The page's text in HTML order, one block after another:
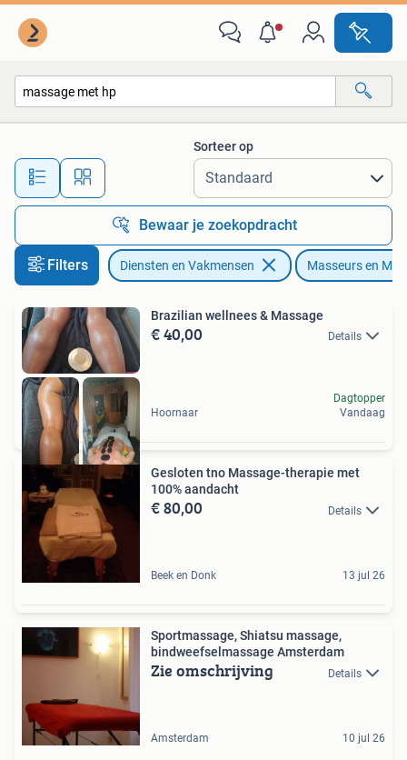
Alle afstanden…
Sorteer op
Bewaar je zoekopdracht
Filters Diensten en Vakmensen Masseurs en
Brazilian wellnees & Massage
€ 40,00 Details
Hoornaar
Dagtopper
Vandaag
Gesloten tno Massage-therapie met
100% aandacht
€ 80,00 Details
Beek en Donk 13 jul 26
Sportmassage, Shiatsu massage,
bindweefselmassage Amsterdam
Zie omschrijving Details
Amsterdam 10 jul 26